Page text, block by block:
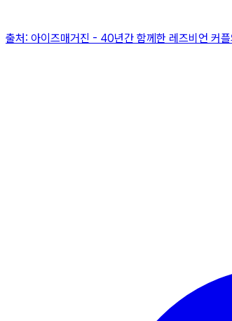
출처: 아이즈매거진 - 40년간 함께한 레즈비언 커